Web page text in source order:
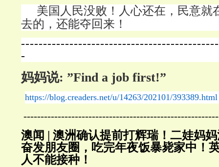
美国人民没败！人心还在，民意就
去的，还能夺回来！
-
妈妈说: ”Find a job first!”
https://blog.creaders.net/u/14263/202101/393389.html
澳闻 | 澳洲确认提前打辉瑞！二娃妈
奋发朋友圈，吃完年夜饭暴毙家中！
人不能接种！